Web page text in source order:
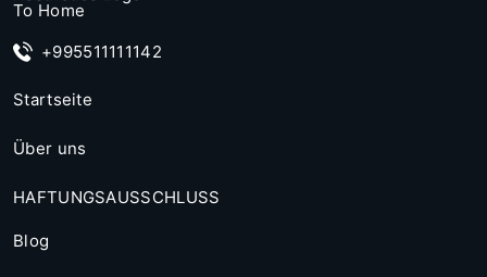
+995511111142
Startseite
Über uns
HAFTUNGSAUSSCHLUSS
Blog